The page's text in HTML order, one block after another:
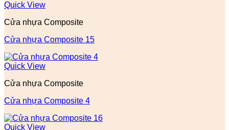
Quick View
Cửa nhựa Composite
Cửa nhựa Composite 15
Quick View
Cửa nhựa Composite
Cửa nhựa Composite 4
Quick View